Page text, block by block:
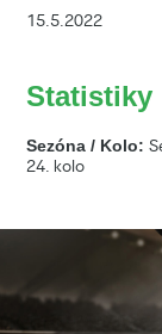
15.5.2022
Statistiky
Sezóna / Kolo:
24. kolo